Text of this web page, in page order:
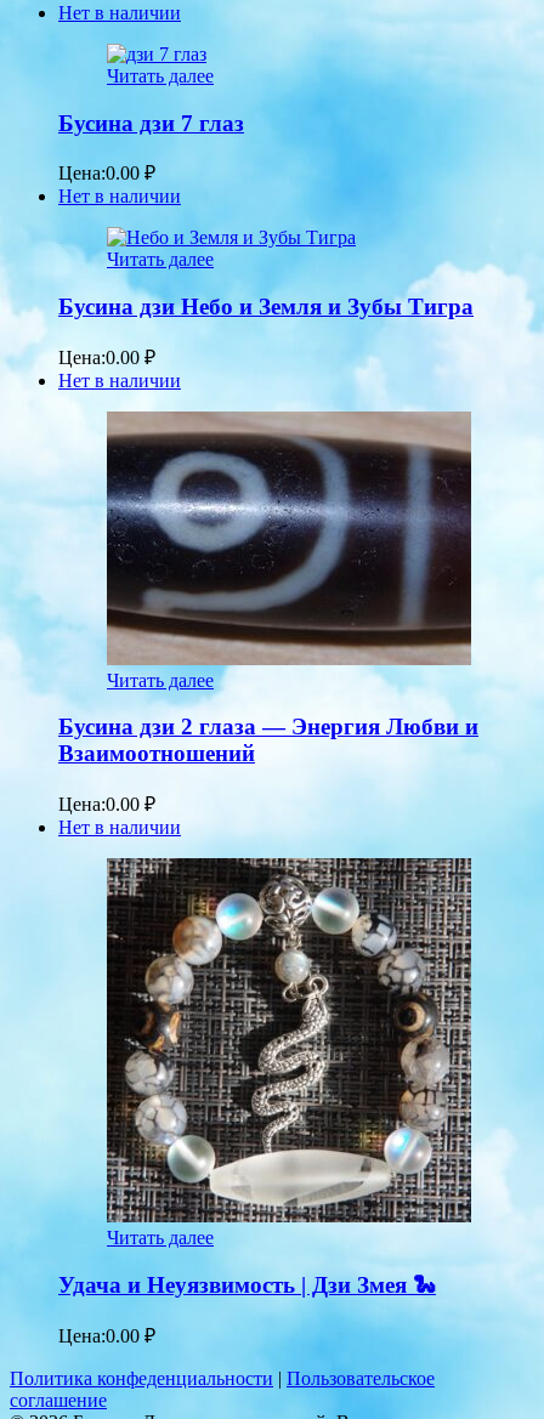
Нет в наличии
Читать далее
Бусина дзи 7 глаз
Цена:0.00 ₽
Нет в наличии
Читать далее
Бусина дзи Небо и Земля и Зубы Тигра
Цена:0.00 ₽
Нет в наличии
Читать далее
Бусина дзи 2 глаза — Энергия Любви и
Взаимоотношений
Цена:0.00 ₽
Нет в наличии
Читать далее
Удача и Неуязвимость | Дзи Змея 🐍
Цена:0.00 ₽
Политика конфеденциальности | Пользовательское
соглашение